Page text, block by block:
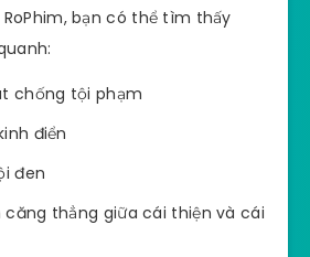
bạn có thể tìm thấy
chống tội phạm
điển
đen
căng thẳng giữa cái thiện và cái